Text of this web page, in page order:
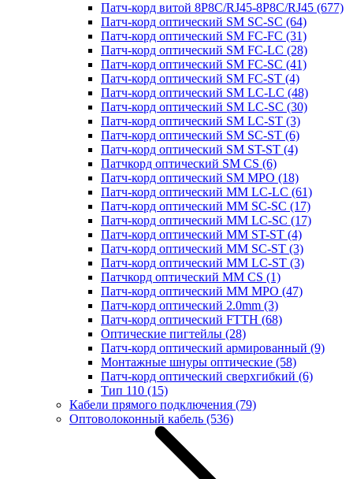
Патч-корд витой 8P8C/RJ45-8P8C/RJ45 (677)
Патч-корд оптический SM SC-SC (64)
Патч-корд оптический SM FC-FC (31)
Патч-корд оптический SM FC-LC (28)
Патч-корд оптический SM FC-SC (41)
Патч-корд оптический SM FC-ST (4)
Патч-корд оптический SM LC-LC (48)
Патч-корд оптический SM LC-SC (30)
Патч-корд оптический SM LC-ST (3)
Патч-корд оптический SM SC-ST (6)
Патч-корд оптический SM ST-ST (4)
Патчкорд оптический SM CS (6)
Патч-корд оптический SM MPO (18)
Патч-корд оптический MM LC-LC (61)
Патч-корд оптический MM SC-SC (17)
Патч-корд оптический MM LC-SC (17)
Патч-корд оптический MM ST-ST (4)
Патч-корд оптический MM SC-ST (3)
Патч-корд оптический MM LC-ST (3)
Патчкорд оптический MM CS (1)
Патч-корд оптический MM MPO (47)
Патч-корд оптический 2.0mm (3)
Патч-корд оптический FTTH (68)
Оптические пигтейлы (28)
Патч-корд оптический армированный (9)
Монтажные шнуры оптические (58)
Патч-корд оптический сверхгибкий (6)
Тип 110 (15)
Кабели прямого подключения (79)
Оптоволоконный кабель (536)